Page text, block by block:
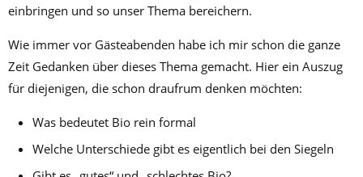
einbringen und so unser Thema bereichern.
Wie immer vor Gästeabenden habe ich mir schon die ganze
Zeit Gedanken über dieses Thema gemacht. Hier ein Auszug
für diejenigen, die schon draufrum denken möchten:
Was bedeutet Bio rein formal
Welche Unterschiede gibt es eigentlich bei den Siegeln